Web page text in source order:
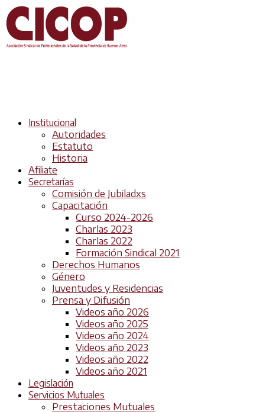
Institucional
Autoridades
Estatuto
Historia
Afiliate
Secretarías
Comisión de Jubiladxs
Capacitación
Curso 2024-2026
Charlas 2023
Charlas 2022
Formación Sindical 2021
Derechos Humanos
Género
Juventudes y Residencias
Prensa y Difusión
Videos año 2026
Videos año 2025
Videos año 2024
Videos año 2023
Videos año 2022
Videos año 2021
Legislación
Servicios Mutuales
Prestaciones Mutuales